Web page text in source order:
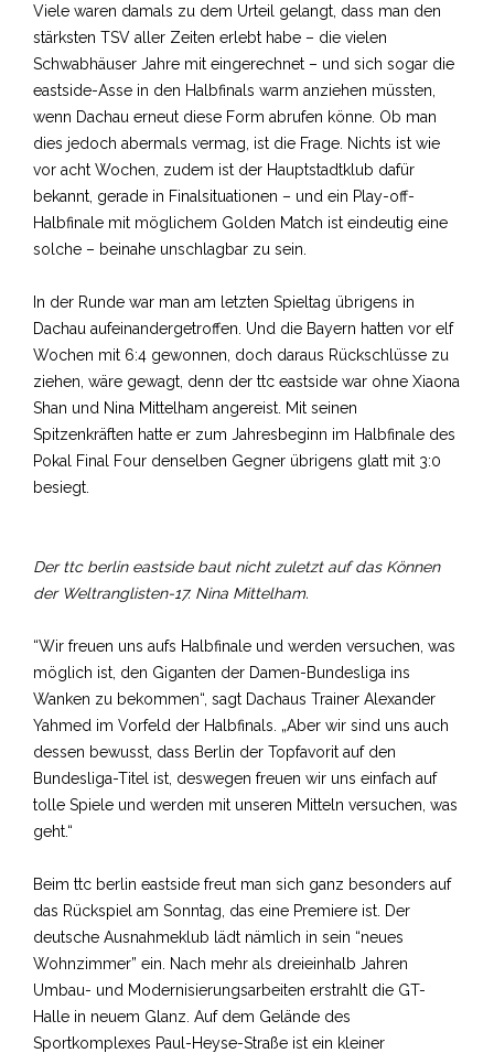
Viele waren damals zu dem Urteil gelangt, dass man den
stärksten TSV aller Zeiten erlebt habe – die vielen
Schwabhäuser Jahre mit eingerechnet – und sich sogar die
eastside-Asse in den Halbfinals warm anziehen müssten,
wenn Dachau erneut diese Form abrufen könne. Ob man
dies jedoch abermals vermag, ist die Frage. Nichts ist wie
vor acht Wochen, zudem ist der Hauptstadtklub dafür
bekannt, gerade in Finalsituationen – und ein Play-off-
Halbfinale mit möglichem Golden Match ist eindeutig eine
solche – beinahe unschlagbar zu sein.
In der Runde war man am letzten Spieltag übrigens in
Dachau aufeinandergetroffen. Und die Bayern hatten vor elf
Wochen mit 6:4 gewonnen, doch daraus Rückschlüsse zu
ziehen, wäre gewagt, denn der ttc eastside war ohne Xiaona
Shan und Nina Mittelham angereist. Mit seinen
Spitzenkräften hatte er zum Jahresbeginn im Halbfinale des
Pokal Final Four denselben Gegner übrigens glatt mit 3:0
besiegt.
Der ttc berlin eastside baut nicht zuletzt auf das Können
der Weltranglisten-17. Nina Mittelham.
“Wir freuen uns aufs Halbfinale und werden versuchen, was
möglich ist, den Giganten der Damen-Bundesliga ins
Wanken zu bekommen“, sagt Dachaus Trainer Alexander
Yahmed im Vorfeld der Halbfinals. „Aber wir sind uns auch
dessen bewusst, dass Berlin der Topfavorit auf den
Bundesliga-Titel ist, deswegen freuen wir uns einfach auf
tolle Spiele und werden mit unseren Mitteln versuchen, was
geht.“
Beim ttc berlin eastside freut man sich ganz besonders auf
das Rückspiel am Sonntag, das eine Premiere ist. Der
deutsche Ausnahmeklub lädt nämlich in sein “neues
Wohnzimmer” ein. Nach mehr als dreieinhalb Jahren
Umbau- und Modernisierungsarbeiten erstrahlt die GT-
Halle in neuem Glanz. Auf dem Gelände des
Sportkomplexes Paul-Heyse-Straße ist ein kleiner